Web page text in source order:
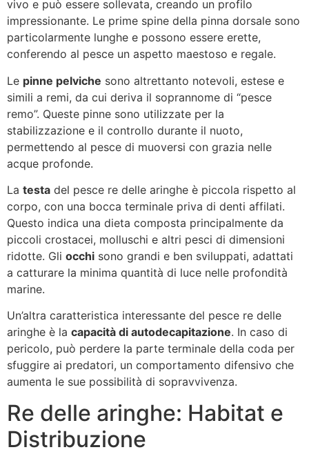
vivo e può essere sollevata, creando un profilo
impressionante. Le prime spine della pinna dorsale sono
particolarmente lunghe e possono essere erette,
conferendo al pesce un aspetto maestoso e regale.
Le pinne pelviche sono altrettanto notevoli, estese e
simili a remi, da cui deriva il soprannome di “pesce
remo”. Queste pinne sono utilizzate per la
stabilizzazione e il controllo durante il nuoto,
permettendo al pesce di muoversi con grazia nelle
acque profonde.
La testa del pesce re delle aringhe è piccola rispetto al
corpo, con una bocca terminale priva di denti affilati.
Questo indica una dieta composta principalmente da
piccoli crostacei, molluschi e altri pesci di dimensioni
ridotte. Gli occhi sono grandi e ben sviluppati, adattati
a catturare la minima quantità di luce nelle profondità
marine.
Un’altra caratteristica interessante del pesce re delle
aringhe è la capacità di autodecapitazione. In caso di
pericolo, può perdere la parte terminale della coda per
sfuggire ai predatori, un comportamento difensivo che
aumenta le sue possibilità di sopravvivenza.
Re delle aringhe: Habitat e
Distribuzione